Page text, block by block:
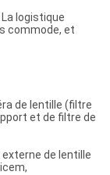
logistique
commode, et
de lentille (filtre
et de filtre de
de lentille